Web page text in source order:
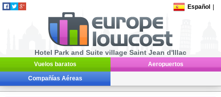
Español
Hotel Park and Suite village Saint Jean d'Illac
Vuelos baratos Aeropuertos
Compañías Aéreas